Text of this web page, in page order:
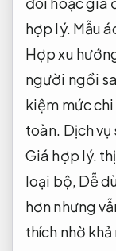
hợp lý. Mẫu
Hợp xu
người ngồi
kiệm mức
toàn. Dịch vụ
Giá hợp lý.
loại bộ, Dễ
hơn nhưng
thích nhờ